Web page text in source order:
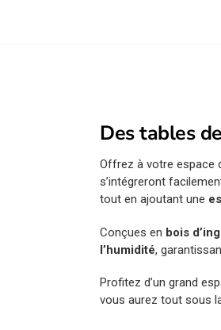
Des tables
Offrez à votre espace
s’intégreront
tout en ajoutant une
Conçues en bois
l’humidité,
Profitez d’un grand
vous aurez tout sous